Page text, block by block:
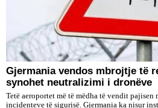
Gjermania vendos mbrojtje të
synohet neutralizimi i dronëve
Tetë aeroportet më të mëdha të vendit
incidenteve të sigurisë. Gjermania ka nisur